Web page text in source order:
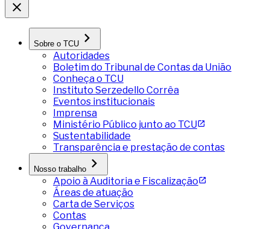
Sobre o TCU
Autoridades
Boletim do Tribunal de Contas da União
Conheça o TCU
Instituto Serzedello Corrêa
Eventos institucionais
Imprensa
Ministério Público junto ao TCU
Sustentabilidade
Transparência e prestação de contas
Nosso trabalho
Apoio à Auditoria e Fiscalização
Áreas de atuação
Carta de Serviços
Contas